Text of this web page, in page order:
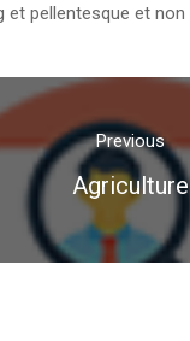
et pellentesque et
Previou
Agriculture